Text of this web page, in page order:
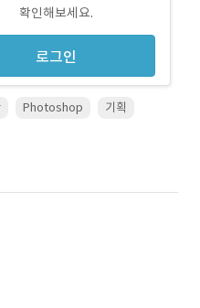
확인해보세요.
로그인
Photoshop
기획